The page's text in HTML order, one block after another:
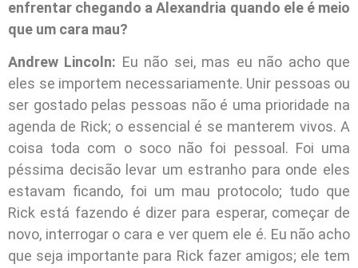
enfrentar chegando a Alexandria quando ele é meio
que um cara mau?
Andrew Lincoln: Eu não sei, mas eu não acho que
eles se importem necessariamente. Unir pessoas ou
ser gostado pelas pessoas não é uma prioridade na
agenda de Rick; o essencial é se manterem vivos. A
coisa toda com o soco não foi pessoal. Foi uma
péssima decisão levar um estranho para onde eles
estavam ficando, foi um mau protocolo; tudo que
Rick está fazendo é dizer para esperar, começar de
novo, interrogar o cara e ver quem ele é. Eu não acho
que seja importante para Rick fazer amigos; ele tem